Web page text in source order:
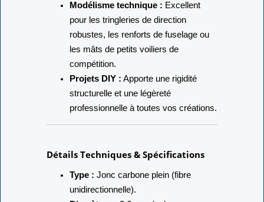
supporter des vents plus soutenus.
Modélisme technique :Excellent
pour les tringleries de direction
robustes, les renforts de fuselage ou
les mâts de petits voiliers de
compétition.
Projets DIY :Apporte une rigidité
structurelle et une légèreté
professionnelle à toutes vos créations.
Détails Techniques & Spécifications
Type :Jonc carbone plein (fibre